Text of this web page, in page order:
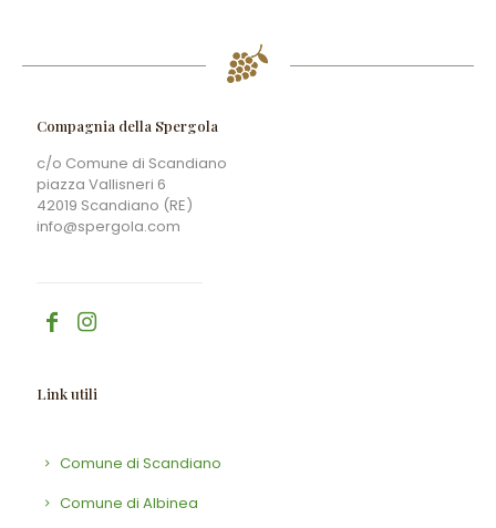
Compagnia della Spergola
c/o Comune di Scandiano
piazza Vallisneri 6
42019 Scandiano (RE)
info@spergola.com
Link utili
Comune di Scandiano
Comune di Albinea